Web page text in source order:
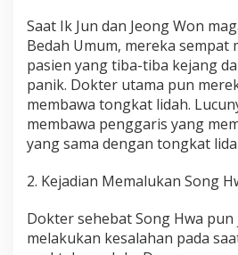
Saat Ik Jun dan Jeong Won
Bedah Umum, mereka sempat
pasien yang tiba-tiba kejang
panik. Dokter utama pun
membawa tongkat lidah.
membawa penggaris yang
yang sama dengan tongkat
2. Kejadian Memalukan Song
Dokter sehebat Song Hwa
melakukan kesalahan pada